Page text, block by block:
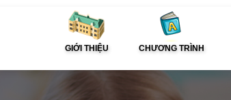
GIỚI THIỆU CHƯƠNG TRÌNH